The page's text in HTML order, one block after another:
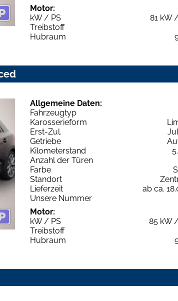
Motor:
kW / PS
81 kW
Treibstoff
Hubraum
Allgemeine Daten:
Fahrzeugtyp
Karosserieform
Erst-Zul.
Getriebe
Kilometerstand
Anzahl der Türen
Farbe
Standort
Lieferzeit
ab ca.
Unsere Nummer
Motor:
kW / PS
85 kW
Treibstoff
Hubraum